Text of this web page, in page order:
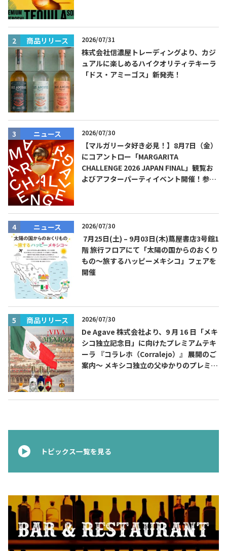
商品リリース 2026/07/31
株式会社信濃屋トレーディングより、カジ
ュアルに楽しめるハイクオリティテキーラ
「ドス・アミーゴス」新発売！
ニュース 2026/07/30
【マルガリータ好き必見！】8月7日（金）
にコアントロー「MARGARITA
CHALLENGE 2026 JAPAN FINAL」観覧お
よびアフターパーティイベント開催！参加
ニュース 2026/07/30
7月25日(土) – 9月03日(木)蔦屋書店3号館1
階 旅行フロアにて「太陽の国からのおくり
もの～旅するハッピーメキシコ」フェアを
開催
商品リリース 2026/07/30
De Agave 株式会社より、9 月 16 日「メキ
シコ独立記念日」に向けたプレミアムテキ
ーラ 『コラレホ（Corralejo）』 展開のご
案内〜 メキシコ独立の父ゆかりのプレミア
トピックス一覧を見る